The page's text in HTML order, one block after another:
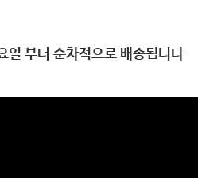
부터 순차적으로 배송됩니다